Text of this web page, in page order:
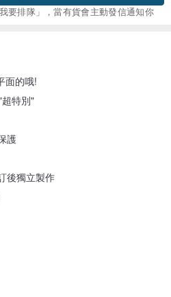
要排隊」，當有貨會主動發信通知你
面的哦!
特別"
護
後獨立製作